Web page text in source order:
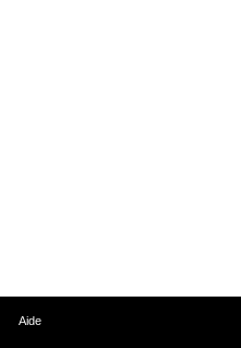
Aide